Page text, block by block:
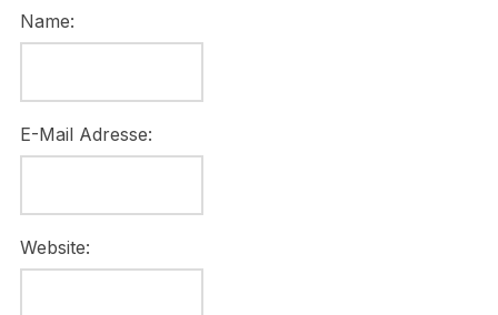
Name:
E-Mail Adresse:
Website: